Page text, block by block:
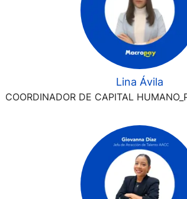
Lina Ávila
COORDINADOR DE CAPITAL